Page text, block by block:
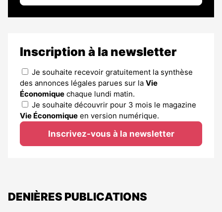
Inscription à la newsletter
Je souhaite recevoir gratuitement la synthèse
des annonces légales parues sur la Vie
Économique chaque lundi matin.
Je souhaite découvrir pour 3 mois le magazine
Vie Économique en version numérique.
Inscrivez-vous à la newsletter
DENIÈRES PUBLICATIONS